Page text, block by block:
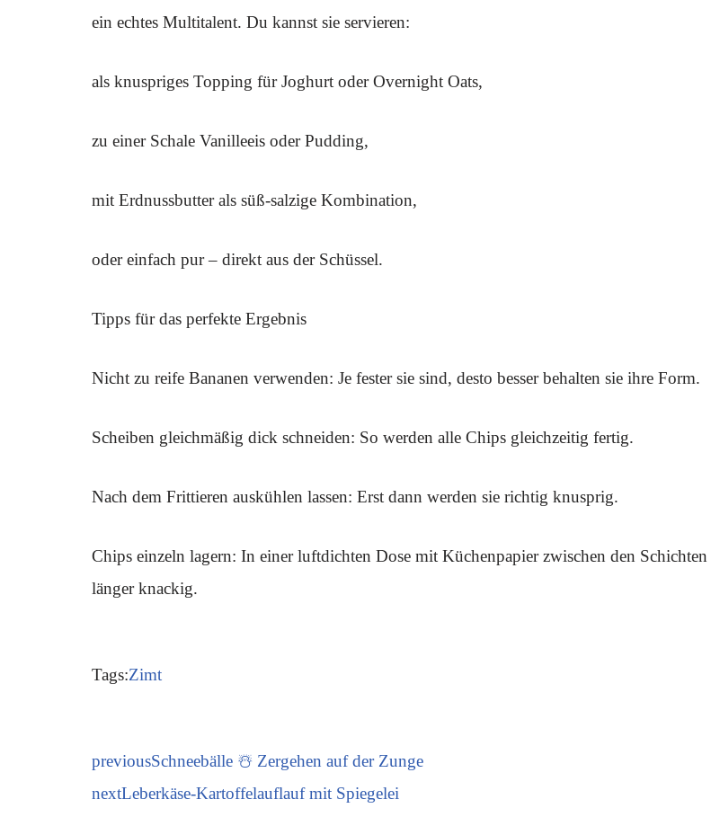
ein echtes Multitalent. Du kannst sie servieren:
als knuspriges Topping für Joghurt oder Overnight Oats,
zu einer Schale Vanilleeis oder Pudding,
mit Erdnussbutter als süß-salzige Kombination,
oder einfach pur – direkt aus der Schüssel.
Tipps für das perfekte Ergebnis
Nicht zu reife Bananen verwenden: Je fester sie sind, desto besser behalten sie ihre Form.
Scheiben gleichmäßig dick schneiden: So werden alle Chips gleichzeitig fertig.
Nach dem Frittieren auskühlen lassen: Erst dann werden sie richtig knusprig.
Chips einzeln lagern: In einer luftdichten Dose mit Küchenpapier zwischen den Schichten
länger knackig.
Tags:Zimt
previousSchneebälle ☃️ Zergehen auf der Zunge
nextLeberkäse-Kartoffelauflauf mit Spiegelei